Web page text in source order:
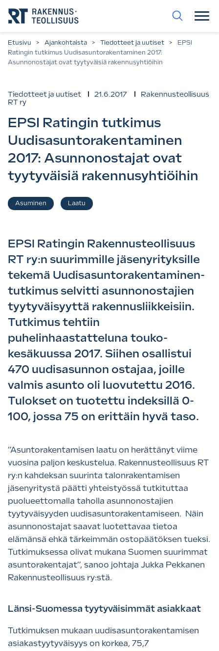
suoraan
sisältöön.
Etusivu > Ajankohtaista > Tiedotteet ja uutiset >
EPSI
Ratingin tutkimus Uudisasuntorakentaminen 2017:
Asunnonostajat ovat tyytyväisiä rakennusyhtiöihin
Tiedotteet ja uutiset 21.6.2017
Rakennusteollisuus
RT ry
EPSI Ratingin tutkimus
Uudisasuntorakentaminen
2017: Asunnonostajat ovat
tyytyväisiä rakennusyhtiöihin
Asiasanat
Asuminen Laatu
EPSI Ratingin Rakennusteollisuus
RT ry:n suurimmille jäsenyrityksille
tekemä Uudisasuntorakentaminen-
tutkimus selvitti asunnonostajien
tyytyväisyyttä rakennusliikkeisiin.
Tutkimus tehtiin
puhelinhaastatteluna touko-
kesäkuussa 2017. Siihen osallistui
470 uudisasunnon ostajaa, joille
valmis asunto oli luovutettu 2016.
Tulokset on tuotettu indeksillä 0-
100, jossa 75 on erittäin hyvä taso.
”Asuntorakentamisen laatu on herättänyt viime
vuosina paljon keskustelua. Rakennusteollisuus RT
ry:n kahdeksan suurinta talonrakentamisen
jäsenyritystä päätti yhteistyössä tutkituttaa
puolueettomalla taholla asunnonostajien
tyytyväisyyden uudisasuntorakentamiseen. Näin
asunnonostajat saavat luotettavaa tietoa
elämänsä ehkä tärkeimmän ostopäätöksen tueksi.
Tutkimuksessa olivat mukana Suomen suurimmat
asuntorakentajat”, sanoo johtaja Jukka Pekkanen
Rakennusteollisuus ry:stä.
Länsi-Suomessa tyytyväisimmät asiakkaat
Tutkimuksen mukaan uudisasuntorakentamisen
asiakastyytyväisyys on korkea, 75,7